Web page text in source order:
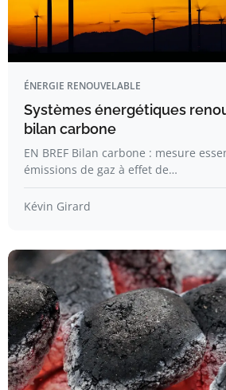
ÉNERGIE RENOUVELABLE
Systèmes énergétiques
bilan carbone
EN BREF Bilan carbone : mesure
émissions de gaz à effet de…
Kévin Girard